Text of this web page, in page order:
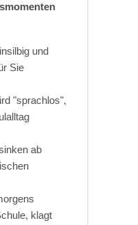
und
Sie
"sprachlos",
ab
klagt